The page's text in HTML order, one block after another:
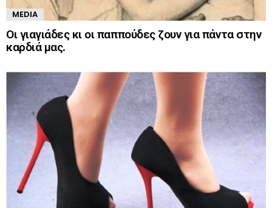
MEDIA
Οι γιαγιάδες κι οι παππούδες ζουν για πάντα στην
καρδιά μας.